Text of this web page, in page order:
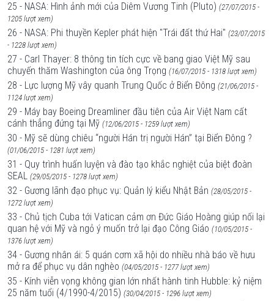
25 - NASA: Hình ảnh mới của Diêm Vương Tinh (Pluto) (27/07/2015 -
1205 lượt xem)
26 - NASA: Phi thuyền Kepler phát hiện "Trái đất thứ Hai" (23/07/2015
- 1228 lượt xem)
27 - Carl Thayer: 8 thông tin tích cực về bang giao Việt Mỹ sau
chuyến thăm Washington của ông Trọng (16/07/2015 - 1318 lượt xem)
28 - Lực lượng Mỹ vây quanh Trung Quốc ở Biển Đông (21/06/2015 -
1124 lượt xem)
29 - Máy bay Boeing Dreamliner đầu tiên của Air Việt Nam cất
cánh thẳng đứng tại Mỹ (12/06/2015 - 1259 lượt xem)
30 - Mỹ sẽ dùng chiêu “người Hán trị người Hán” tại Biển Đông ?
(01/06/2015 - 1281 lượt xem)
31 - Quy trình huấn luyện và đào tạo khắc nghiệt của biệt đoàn
SEAL (29/05/2015 - 1278 lượt xem)
32 - Gương lãnh đạo phục vụ: Quản lý kiểu Nhật Bản (28/05/2015 -
1272 lượt xem)
33 - Chủ tịch Cuba tới Vatican cảm ơn Đức Giáo Hoàng giúp nối lại
quan hệ với Mỹ và ngỏ ý muốn trở lại đạo Công Giáo (10/05/2015 -
1376 lượt xem)
34 - Gương nhân ái: 5 quán cơm xã hội do nhiều nhà báo về hưu
mở ra để phục vụ dân nghèo (04/05/2015 - 1277 lượt xem)
35 - Kính viễn vọng không gian lớn nhất hành tinh Hubble: kỷ niệm
25 năm tuổi (4/1990-4/2015) (30/04/2015 - 1296 lượt xem)